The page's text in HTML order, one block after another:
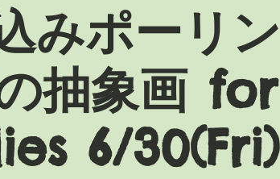
みポーリン
抽象画 for
6/30(Fri)